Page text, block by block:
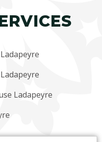
Ladapeyre